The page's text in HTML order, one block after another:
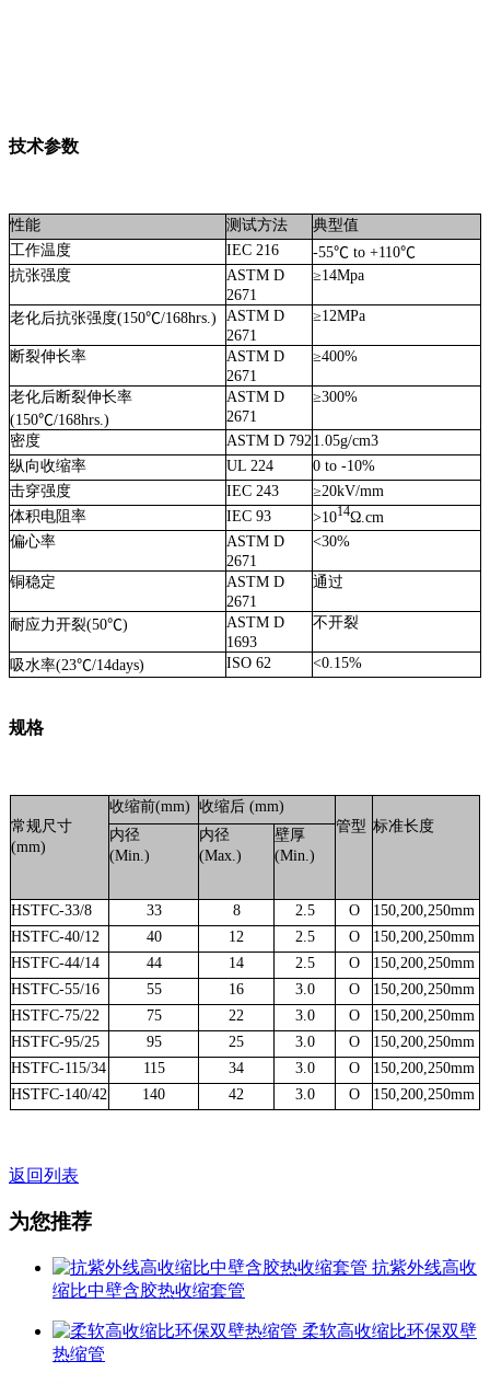
技术参数
性能 测试方法
典型值
工作温度
IEC 216 -55℃ to +110℃
抗张强度
ASTM D
2671
≥14Mpa
老化后抗张强度(150℃/168hrs.)
ASTM D
2671
≥12MPa
断裂伸长率
ASTM D
2671
≥400%
老化后断裂伸长率
(150℃/168hrs.)
ASTM D
2671
≥300%
密度 ASTM D 792 1.05g/cm3
纵向收缩率
UL 224
0 to -10%
击穿强度
IEC 243 ≥20kV/mm
体积电阻率
IEC 93 >1014Ω.cm
偏心率
ASTM D
2671
<30%
铜稳定
ASTM D
2671
通过
耐应力开裂(50℃)
ASTM D
1693
不开裂
吸水率(23℃/14days) ISO 62 <0.15%
规格
常规尺寸
(mm)
收缩前(mm) 收缩后 (mm)
管型 标准长度
内径
(Min.)
内径
(Max.)
壁厚
(Min.)
HSTFC-33/8 33 8 2.5 O 150,200,250mm
HSTFC-40/12
40 12 2. 5 O 150,200,250mm
HSTFC-44/14
44 14 2. 5 O 150,200,250mm
HSTFC-55/16
55 16 3.0 O 150,200,250mm
HSTFC-75/22
75 22 3.0 O 150,200,250mm
HSTFC-95/25
95 25 3.0 O 150,200,250mm
HSTFC-115/34
115 34 3.0 O 150,200,250mm
HSTFC-140/42
140 42 3.0 O 150,200,250mm
返回列表
为您推荐
抗紫外线高收
缩比中壁含胶热收缩套管
柔软高收缩比环保双壁
热缩管